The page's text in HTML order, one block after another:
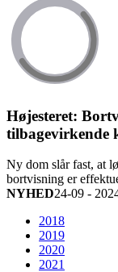
Højesteret:
tilbagevirkende
Ny dom slår fast, at
bortvisning er
NYHED24-09 -
2018
2019
2020
2021